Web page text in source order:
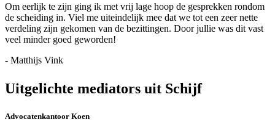
Om eerlijk te zijn ging ik met vrij lage hoop de gesprekken rondom
de scheiding in. Viel me uiteindelijk mee dat we tot een zeer nette
verdeling zijn gekomen van de bezittingen. Door jullie was dit vast
veel minder goed geworden!
- Matthijs Vink
Uitgelichte mediators uit Schijf
Advocatenkantoor Koen